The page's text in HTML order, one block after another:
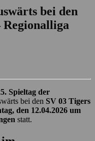
bei den
Regionalliga
Spieltag der
bei den SV 03 Tigers
den 12.04.2026 um
statt.